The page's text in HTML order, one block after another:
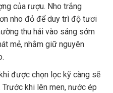
của rượu. Nho trắng
nho đỏ để duy trì độ tươi
thu hái vào sáng sớm
mẻ, nhằm giữ nguyên
được chọn lọc kỹ càng sẽ
khi lên men, nước ép